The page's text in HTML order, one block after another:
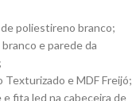
poliestireno branco;
e parede da
Texturizado e MDF Freijó;
fita led na cabeceira de